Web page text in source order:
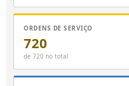
ORDENS DE SERVIÇO
720
de 720 no total